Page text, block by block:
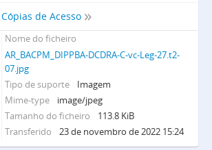
Cópias de Acesso
Nome do ficheiro
AR_BACPM_DIPPBA-DCDRA-C-vc-Leg-27.t2-
07.jpg
Tipo de suporte
Imagem
Mime-type
image/jpeg
Tamanho do ficheiro
113.8 KiB
Transferido
23 de novembro de 2022 15:24